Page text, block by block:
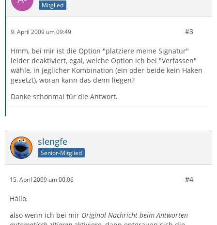
Mitglied
9. April 2009 um 09:49 #3
Hmm, bei mir ist die Option "platziere meine Signatur"
leider deaktiviert, egal, welche Option ich bei "Verfassen"
wähle, in jeglicher Kombination (ein oder beide kein Haken
gesetzt), woran kann das denn liegen?
Danke schonmal für die Antwort.
slengfe
Senior-Mitglied
15. April 2009 um 00:06 #4
Hállo,
also wenn ich bei mir Original-Nachricht beim Antworten